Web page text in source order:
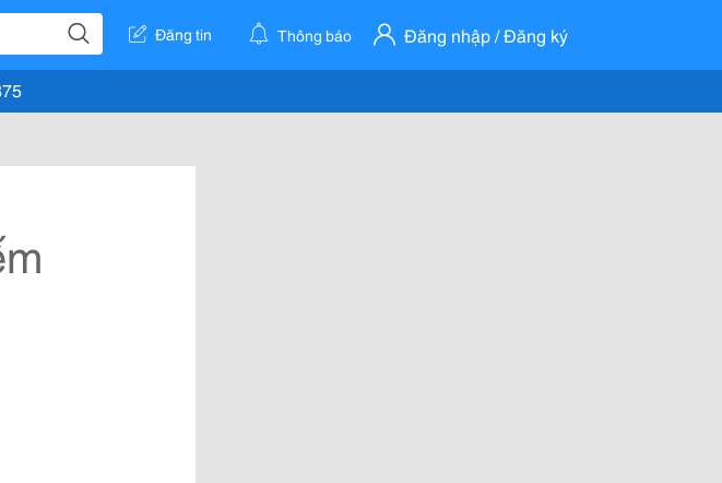
Đăng tin Thông báo Đăng nhập / Đăng ký